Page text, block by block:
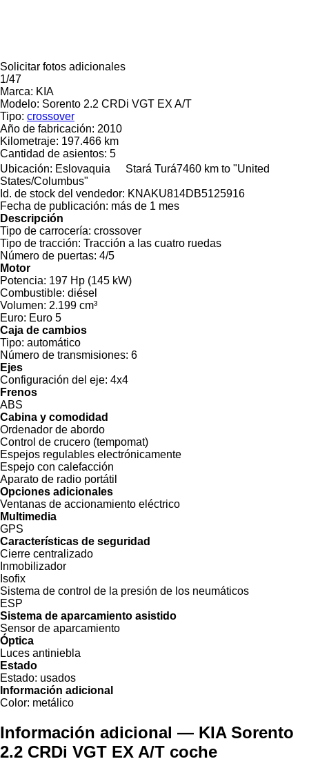
Solicitar fotos adicionales
1/47
Marca: KIA
Modelo: Sorento 2.2 CRDi VGT EX A/T
Tipo: crossover
Año de fabricación: 2010
Kilometraje: 197.466 km
Cantidad de asientos: 5
Ubicación: Eslovaquia Stará Turá7460 km to "United
States/Columbus"
Id. de stock del vendedor: KNAKU814DB5125916
Fecha de publicación: más de 1 mes
Descripción
Tipo de carrocería: crossover
Tipo de tracción: Tracción a las cuatro ruedas
Número de puertas: 4/5
Motor
Potencia: 197 Hp (145 kW)
Combustible: diésel
Volumen: 2.199 cm³
Euro: Euro 5
Caja de cambios
Tipo: automático
Número de transmisiones: 6
Ejes
Configuración del eje: 4x4
Frenos
ABS
Cabina y comodidad
Ordenador de abordo
Control de crucero (tempomat)
Espejos regulables electrónicamente
Espejo con calefacción
Aparato de radio portátil
Opciones adicionales
Ventanas de accionamiento eléctrico
Multimedia
GPS
Características de seguridad
Cierre centralizado
Inmobilizador
Isofix
Sistema de control de la presión de los neumáticos
ESP
Sistema de aparcamiento asistido
Sensor de aparcamiento
Óptica
Luces antiniebla
Estado
Estado: usados
Información adicional
Color: metálico
Información adicional — KIA Sorento
2.2 CRDi VGT EX A/T coche